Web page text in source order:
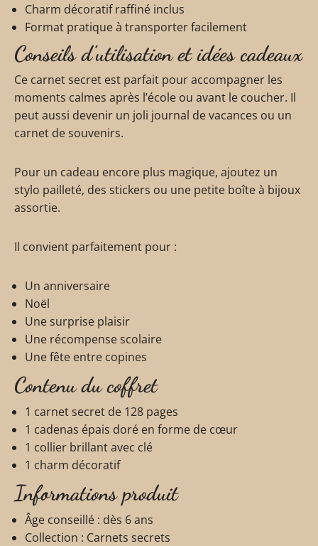
Charm décoratif raffiné inclus
Format pratique à transporter facilement
Conseils d’utilisation et idées cadeaux
Ce carnet secret est parfait pour accompagner les
moments calmes après l’école ou avant le coucher. Il
peut aussi devenir un joli journal de vacances ou un
carnet de souvenirs.
Pour un cadeau encore plus magique, ajoutez un
stylo pailleté, des stickers ou une petite boîte à bijoux
assortie.
Il convient parfaitement pour :
Un anniversaire
Noël
Une surprise plaisir
Une récompense scolaire
Une fête entre copines
Contenu du coffret
1 carnet secret de 128 pages
1 cadenas épais doré en forme de cœur
1 collier brillant avec clé
1 charm décoratif
Informations produit
Âge conseillé : dès 6 ans
Collection : Carnets secrets